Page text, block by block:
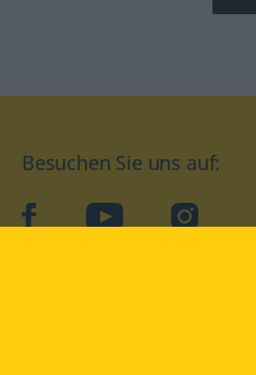
Besuchen Sie uns auf:
facebookYouTube Instagram